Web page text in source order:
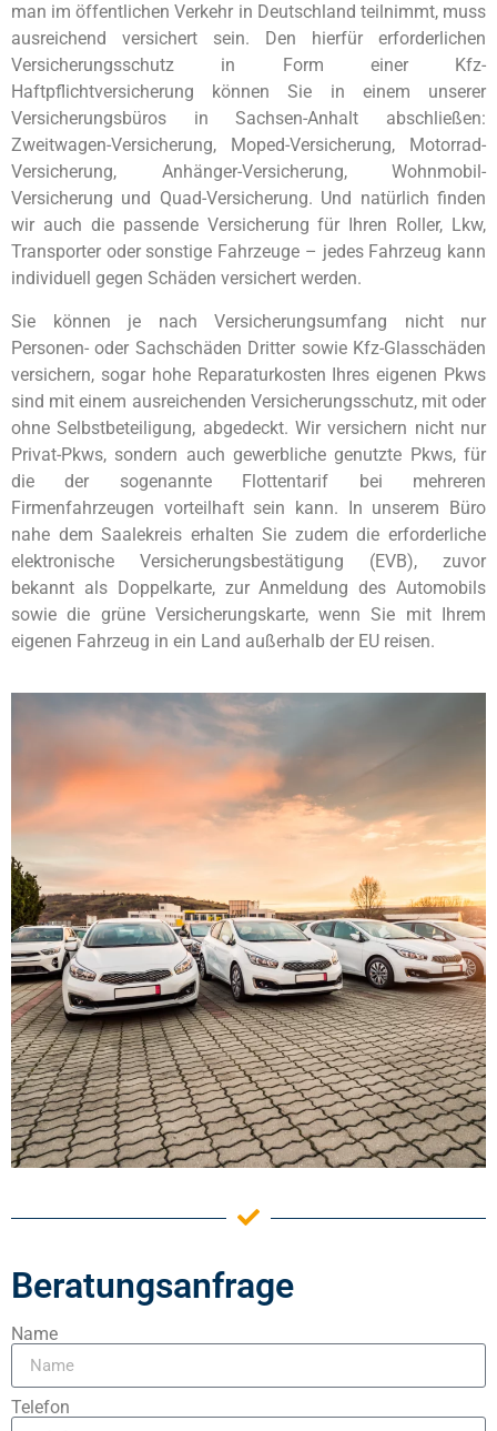
man im öffentlichen Verkehr in Deutschland teilnimmt, muss
ausreichend versichert sein. Den hierfür erforderlichen
Versicherungsschutz in Form einer Kfz-
Haftpflichtversicherung können Sie in einem unserer
Versicherungsbüros in Sachsen-Anhalt abschließen:
Zweitwagen-Versicherung, Moped-Versicherung, Motorrad-
Versicherung, Anhänger-Versicherung, Wohnmobil-
Versicherung und Quad-Versicherung. Und natürlich finden
wir auch die passende Versicherung für Ihren Roller, Lkw,
Transporter oder sonstige Fahrzeuge – jedes Fahrzeug kann
individuell gegen Schäden versichert werden.
Sie können je nach Versicherungsumfang nicht nur
Personen- oder Sachschäden Dritter sowie Kfz-Glasschäden
versichern, sogar hohe Reparaturkosten Ihres eigenen Pkws
sind mit einem ausreichenden Versicherungsschutz, mit oder
ohne Selbstbeteiligung, abgedeckt. Wir versichern nicht nur
Privat-Pkws, sondern auch gewerbliche genutzte Pkws, für
die der sogenannte Flottentarif bei mehreren
Firmenfahrzeugen vorteilhaft sein kann. In unserem Büro
nahe dem Saalekreis erhalten Sie zudem die erforderliche
elektronische Versicherungsbestätigung (EVB), zuvor
bekannt als Doppelkarte, zur Anmeldung des Automobils
sowie die grüne Versicherungskarte, wenn Sie mit Ihrem
eigenen Fahrzeug in ein Land außerhalb der EU reisen.
Beratungsanfrage
Name
Telefon